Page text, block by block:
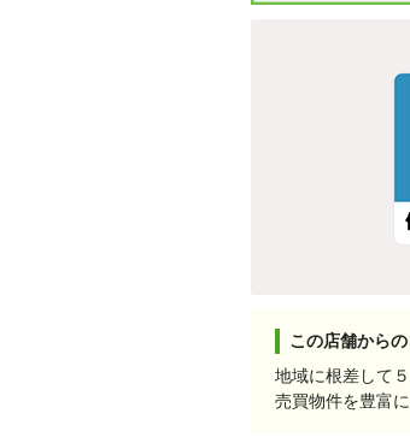
この店舗から
地域に根差して
売買物件を豊富